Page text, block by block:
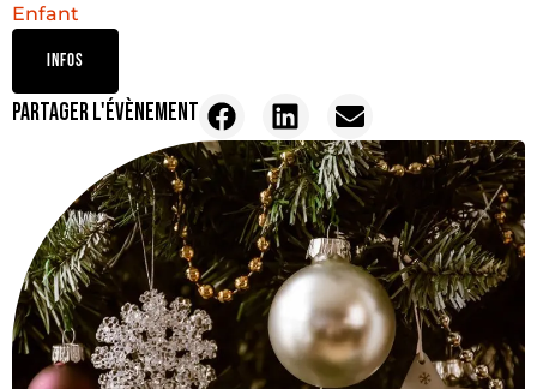
Enfant
INFOS
PARTAGER L'ÉVÈNEMENT